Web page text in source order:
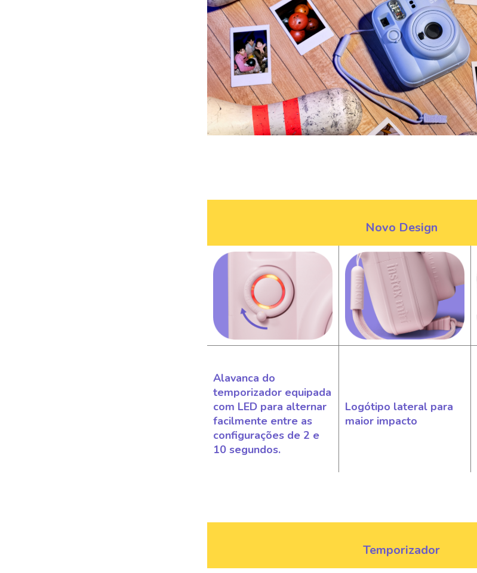
Novo Design
Alavanca do
temporizador equipada
com LED para alternar
facilmente entre as
configurações de 2 e
10 segundos.
Logótipo lateral para
maior impacto
Temporizador